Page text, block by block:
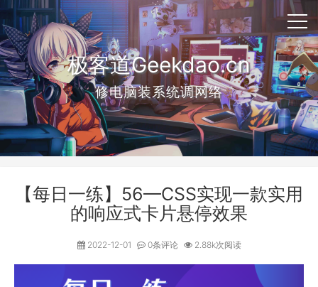
极客道Geekdao.cn
修电脑装系统调网络
【每日一练】56—CSS实现一款实用
的响应式卡片悬停效果
2022-12-01 0条评论 2.88k次阅读